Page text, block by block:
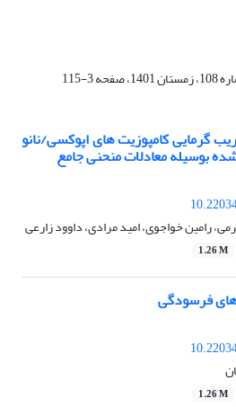
گرمایی کامپوزیت های اپوکسی/نانو
بوسیله معادلات منحنی جامع
رامین خواجوی، امید مرادی، داوود زارعی
1.26 M
فرسودگی
1.26 M